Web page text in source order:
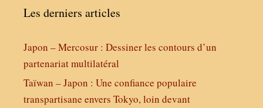
Les derniers articles
Japon – Mercosur : Dessiner les contours d’un
partenariat multilatéral
Taïwan – Japon : Une confiance populaire
transpartisane envers Tokyo, loin devant